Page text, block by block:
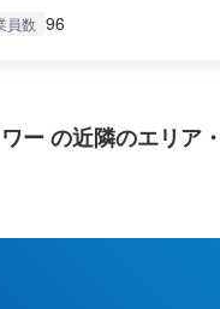
員数 96
ー の近隣のエリア